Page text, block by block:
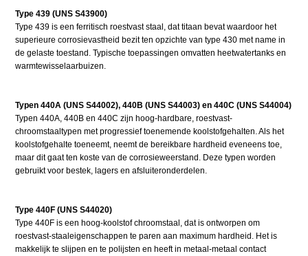
Type 439 (UNS S43900)
Type 439 is een ferritisch roestvast staal, dat titaan bevat waardoor het
superieure corrosievastheid bezit ten opzichte van type 430 met name in
de gelaste toestand. Typische toepassingen omvatten heetwatertanks en
warmtewisselaarbuizen.
Typen 440A (UNS S44002), 440B (UNS S44003) en 440C (UNS S44004)
Typen 440A, 440B en 440C zijn hoog-hardbare, roestvast-
chroomstaaltypen met progressief toenemende koolstofgehalten. Als het
koolstofgehalte toeneemt, neemt de bereikbare hardheid eveneens toe,
maar dit gaat ten koste van de corrosieweerstand. Deze typen worden
gebruikt voor bestek, lagers en afsluiteronderdelen.
Type 440F (UNS S44020)
Type 440F is een hoog-koolstof chroomstaal, dat is ontworpen om
roestvast-staaleigenschappen te paren aan maximum hardheid. Het is
makkelijk te slijpen en te polijsten en heeft in metaal-metaal contact